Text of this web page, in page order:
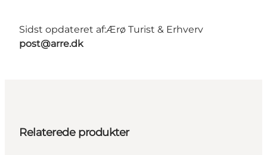
Sidst opdateret af:Ærø Turist & Erhverv
post@arre.dk
Relaterede produkter